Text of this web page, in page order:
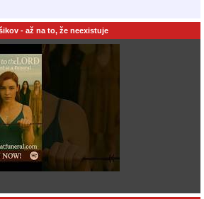
- až na to, že neexistuje